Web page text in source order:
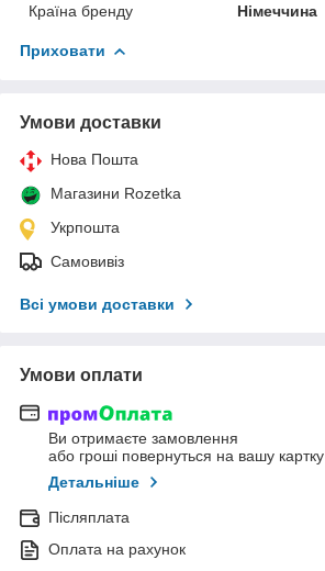
Країна бренду Німеччина
Приховати
Умови доставки
Нова Пошта
Магазини Rozetka
Укрпошта
Самовивіз
Всі умови доставки
Умови оплати
Ви отримаєте замовлення
або гроші повернуться на вашу картку
Детальніше
Післяплата
Оплата на рахунок